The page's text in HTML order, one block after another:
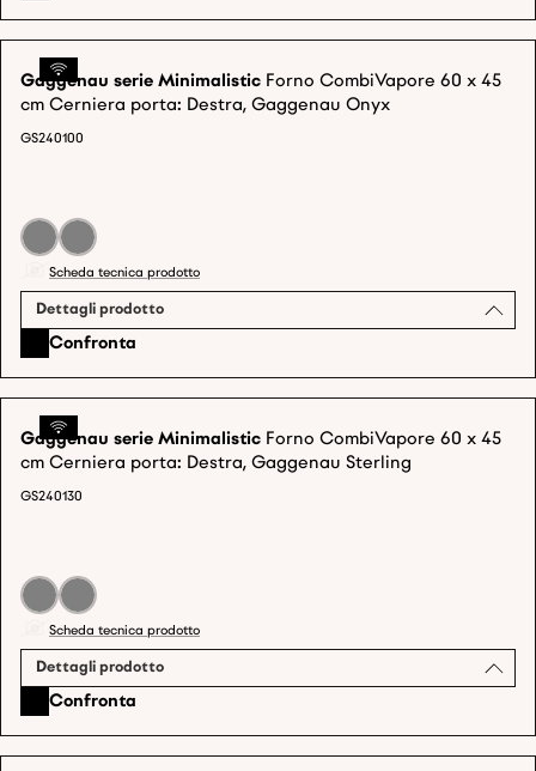
Gaggenau serie Minimalistic Forno CombiVapore 60 x 45
cm Cerniera porta: Destra, Gaggenau Onyx
GS240100
Scheda tecnica prodotto
Dettagli prodotto
Confronta
Gaggenau serie Minimalistic Forno CombiVapore 60 x 45
cm Cerniera porta: Destra, Gaggenau Sterling
GS240130
Scheda tecnica prodotto
Dettagli prodotto
Confronta